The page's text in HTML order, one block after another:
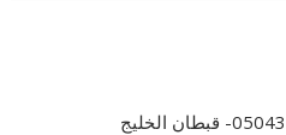
شركة نقل أثاث بالإحساء-0504353061- قبطان الخليج